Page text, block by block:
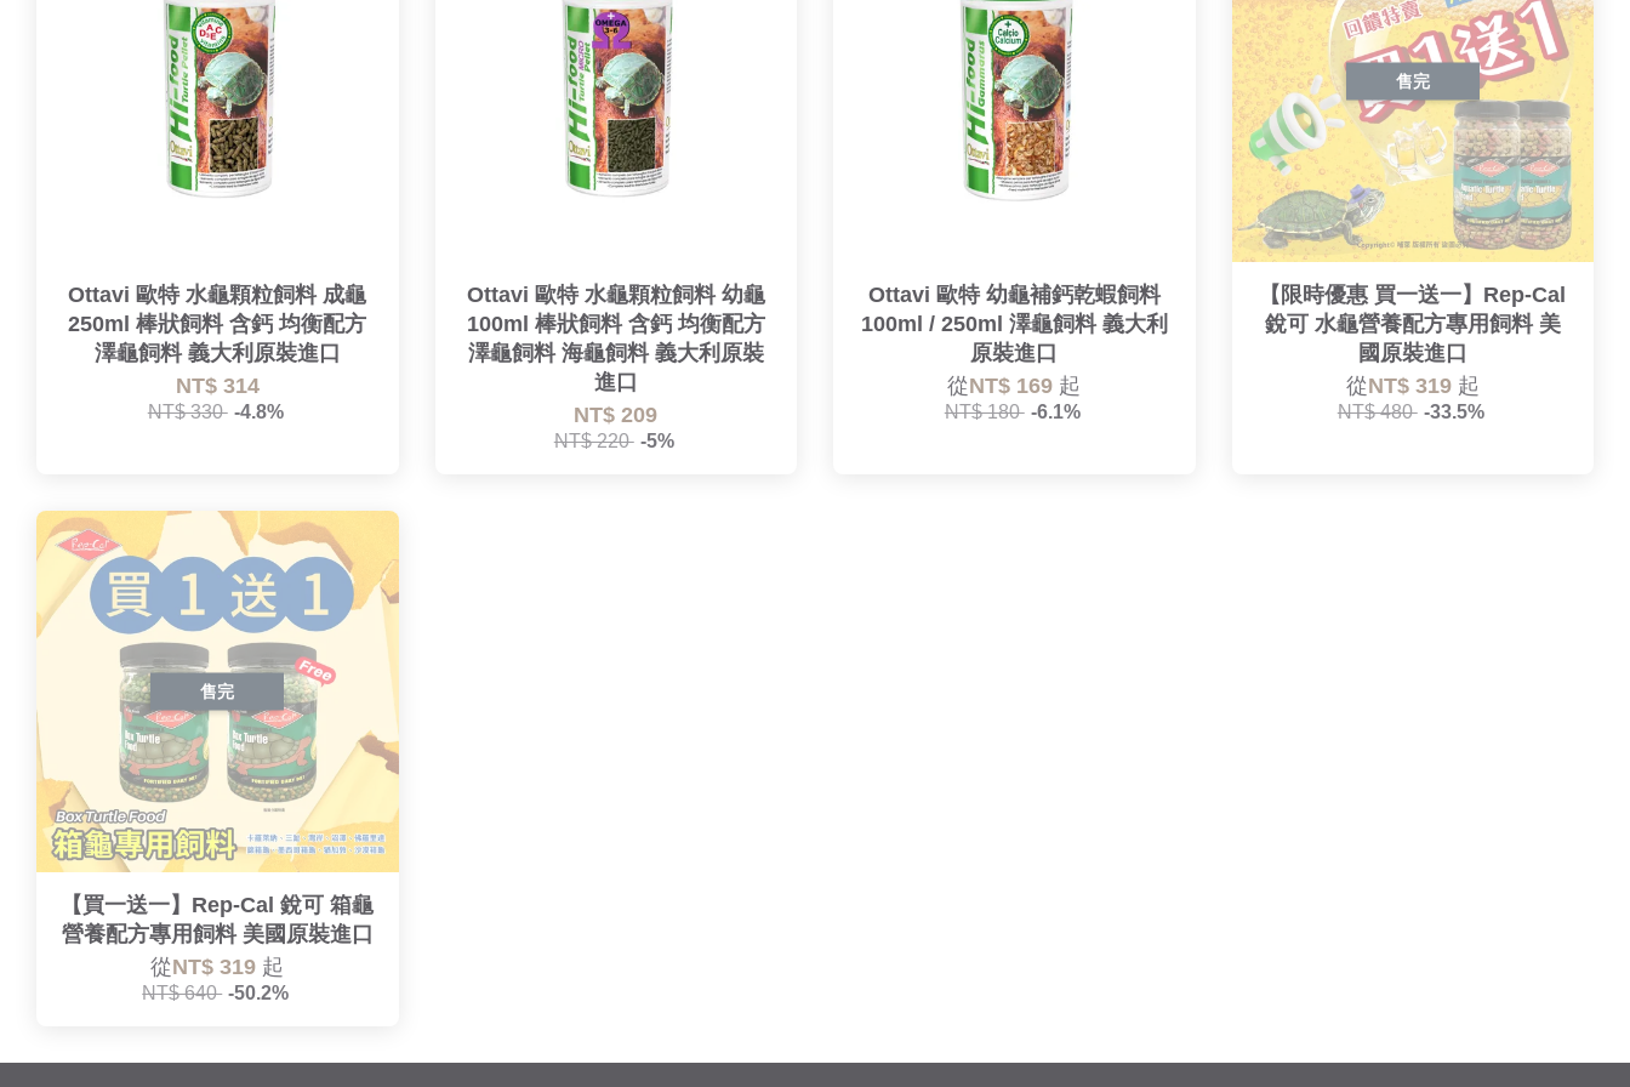
Ottavi 歐特 水龜顆粒飼料 成龜
250ml 棒狀飼料 含鈣 均衡配方
澤龜飼料 義大利原裝進口
NT$ 314
NT$ 330 -4.8%
Ottavi 歐特 水龜顆粒飼料 幼龜
100ml 棒狀飼料 含鈣 均衡配方
澤龜飼料 海龜飼料 義大利原裝
進口
NT$ 209
NT$ 220 -5%
Ottavi 歐特 幼龜補鈣乾蝦飼料
100ml / 250ml 澤龜飼料 義大利
原裝進口
從NT$ 169 起
NT$ 180 -6.1%
售完
【限時優惠 買一送一】Rep-Cal
銳可 水龜營養配方專用飼料 美
國原裝進口
從NT$ 319 起
NT$ 480 -33.5%
售完
【買一送一】Rep-Cal 銳可 箱龜
營養配方專用飼料 美國原裝進口
從NT$ 319 起
NT$ 640 -50.2%